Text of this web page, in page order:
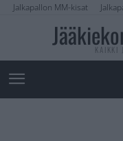
Jalkapallon MM-kisat
KAIKKI